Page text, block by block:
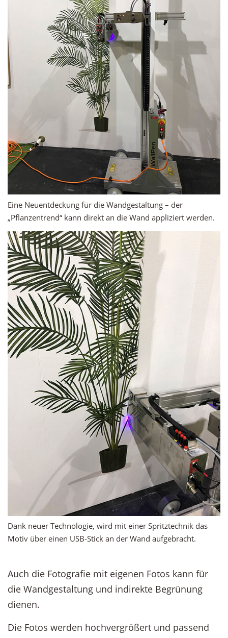
Eine Neuentdeckung für die Wandgestaltung – der
„Pflanzentrend“ kann direkt an die Wand appliziert werden.
Dank neuer Technologie, wird mit einer Spritztechnik das
Motiv über einen USB-Stick an der Wand aufgebracht.
Auch die Fotografie mit eigenen Fotos kann für
die Wandgestaltung und indirekte Begrünung
dienen.
Die Fotos werden hochvergrößert und passend